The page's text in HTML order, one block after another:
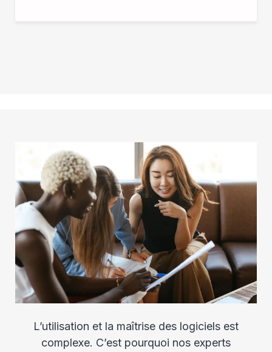
L’utilisation et la maîtrise des logiciels est
complexe. C’est pourquoi nos experts